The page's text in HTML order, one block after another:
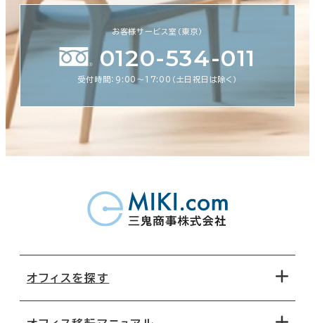
お客様サービス室（東京）
0120-534-011
受付時間：9:00〜17:00（土日祝日は除く）
オフィスを探す